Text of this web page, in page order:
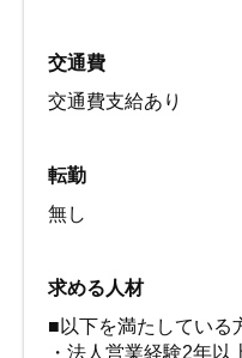
交通費
交通費支給あり
転勤
無し
求める人材
■以下を満たしている
・法人営業経験2年以